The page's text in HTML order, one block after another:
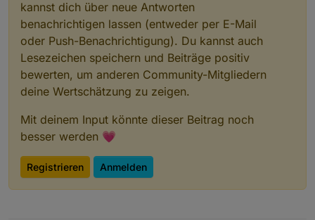
kannst dich über neue Antworten
benachrichtigen lassen (entweder per E-Mail
oder Push-Benachrichtigung). Du kannst auch
Lesezeichen speichern und Beiträge positiv
bewerten, um anderen Community-Mitgliedern
deine Wertschätzung zu zeigen.
Mit deinem Input könnte dieser Beitrag noch
besser werden 💗
Registrieren Anmelden